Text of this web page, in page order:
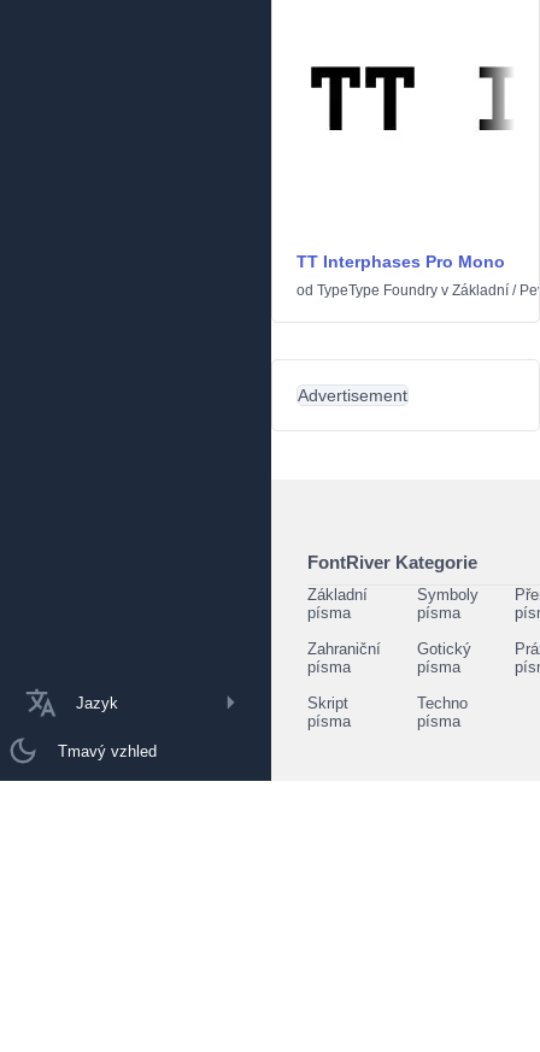
Jazyk
Tmavý vzhled
TT Interphases Pro Mono
od TypeType Foundry v Základní /
Advertisement
FontRiver Kategorie
Základní
písma
Symboly
písma
Zahraniční
písma
Gotický
písma
Skript
písma
Techno
písma